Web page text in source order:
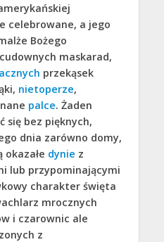
celebrowane, a jego
Bożego
maskarad,
przekąsek
nietoperze,
palce. Żaden
się bez pięknych,
dnia zarówno domy,
okazałe dynie z
lub przypominającymi
charakter święta
mrocznych
i czarownic ale
z